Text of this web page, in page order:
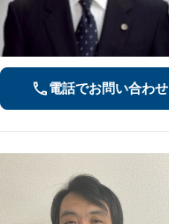
電話でお問い合わせ